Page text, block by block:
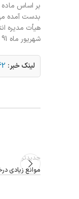
بدست آمده
هیأت مدیره
شهریور ماه 91 برگزار و بر اساس آن یازده نفر به عنوان اعضای هیأت مدیره انتخاب شدند.
لینک خبر:
جدیدتر
موانع زیادی